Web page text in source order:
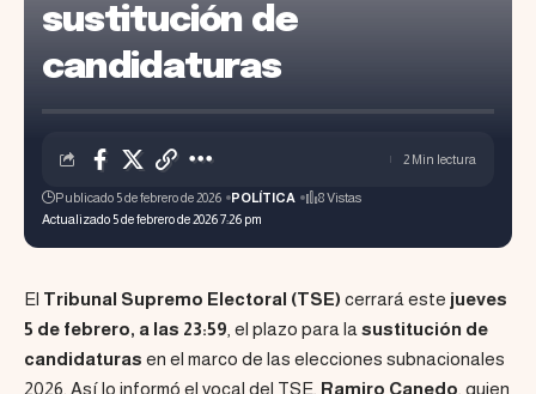
sustitución de
candidaturas
Actualizado 5 de febrero de 2026 7:26 pm
Publicado 5 de febrero de 2026 POLÍTICA 8 Vistas
2 Min lectura
El Tribunal Supremo Electoral (TSE) cerrará este jueves
5 de febrero, a las 23:59 , el plazo para la sustitución de
candidaturas en el marco de las elecciones subnacionales
2026. Así lo informó el vocal del TSE, Ramiro Canedo , quien